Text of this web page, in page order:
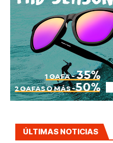
ÚLTIMAS NOTICIAS